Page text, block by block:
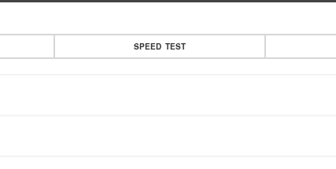
SPEED TEST